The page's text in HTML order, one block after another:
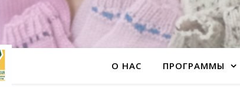
О НАС ПРОГРАММЫ